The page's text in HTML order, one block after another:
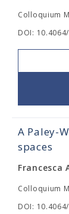
Colloquium
DOI:
A Paley-
spaces
Francesca
Colloquium
DOI: